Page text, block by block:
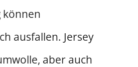
können
ausfallen. Jersey
aber auch